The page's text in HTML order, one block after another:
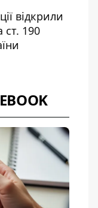
відкрили
ст. 190